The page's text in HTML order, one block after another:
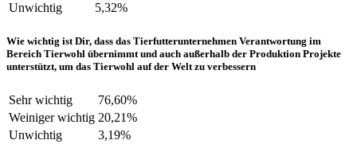
Unwichtig
5,32%
Wie wichtig ist Dir, dass das Tierfutterunternehmen Verantwortung im
Bereich Tierwohl übernimmt und auch außerhalb der Produktion Projekte
unterstützt, um das Tierwohl auf der Welt zu verbessern
Sehr wichtig
76,60%
Weiniger wichtig 20,21%
Unwichtig
3,19%